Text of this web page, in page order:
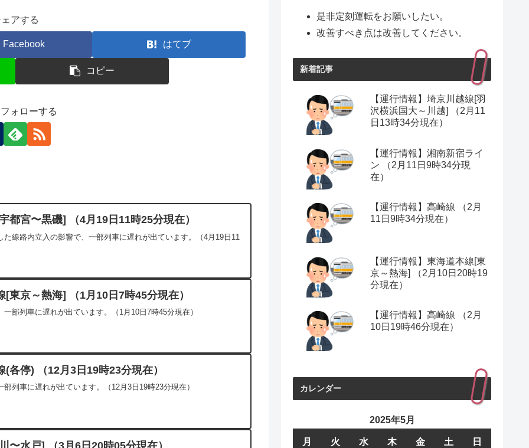
ェアする
Facebook はてブ
コピー
ォローする
都宮〜黒磯] （4月19日11時25分現在）
線路内立入の影響で、一部列車に遅れが出ています。（4月19日11
[東京～熱海] （1月10日7時45分現在）
部列車に遅れが出ています。（1月10日7時45分現在）
(各停) （12月3日19時23分現在）
列車に遅れが出ています。（12月3日19時23分現在）
〜水戸] （3月6日20時05分現在）
是非定刻運転をお願いしたい。
改善すべき点は改善してください。
新着記事
【運行情報】埼京川越線[羽
沢横浜国大～川越] （2月11
日13時34分現在）
【運行情報】湘南新宿ライ
ン （2月11日9時34分現
在）
【運行情報】高崎線 （2月
11日9時34分現在）
【運行情報】東海道本線[東
京～熱海] （2月10日20時19
分現在）
【運行情報】高崎線 （2月
10日19時46分現在）
カレンダー
2025年5月
月 火 水 木 金 土 日